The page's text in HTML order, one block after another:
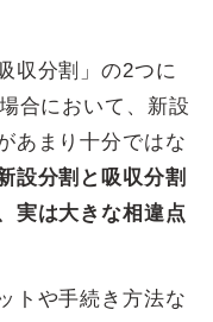
収分割」の2つに
合において、新設
あまり十分ではな
設分割と吸収分割
実は大きな相違点
トや手続き方法な